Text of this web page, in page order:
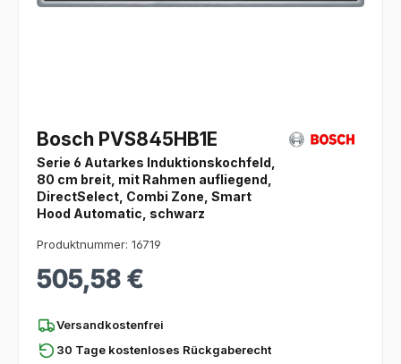
Bosch PVS845HB1E
Serie 6 Autarkes Induktionskochfeld,
80 cm breit, mit Rahmen aufliegend,
DirectSelect, Combi Zone, Smart
Hood Automatic, schwarz
Produktnummer: 16719
Regulärer Preis:
505,58 €
Versandkostenfrei
30 Tage kostenloses Rückgaberecht